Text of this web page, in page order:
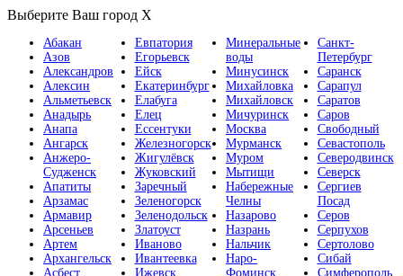
Выберите Ваш город X
Абакан
Азов
Александров
Алексин
Альметьевск
Анадырь
Анапа
Ангарск
Анжеро-
Судженск
Апатиты
Арзамас
Армавир
Арсеньев
Артем
Архангельск
Асбест
Евпатория
Егорьевск
Ейск
Екатеринбург
Елабуга
Елец
Ессентуки
Железногорск
Жигулёвск
Жуковский
Заречный
Зеленогорск
Зеленодольск
Златоуст
Иваново
Ивантеевка
Ижевск
Минеральные
воды
Минусинск
Михайловка
Михайловск
Мичуринск
Москва
Мурманск
Муром
Мытищи
Набережные
Челны
Назарово
Назрань
Нальчик
Наро-
Фоминск
Санкт-
Петербург
Саранск
Сарапул
Саратов
Саров
Свободный
Севастополь
Северодвинск
Северск
Сергиев
Посад
Серов
Серпухов
Сертолово
Сибай
Симферополь